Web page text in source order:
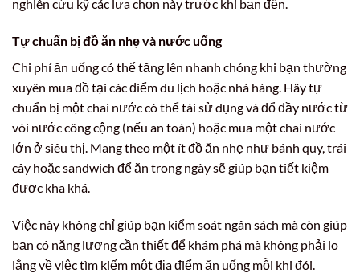
nghiên cứu kỹ các lựa chọn này trước khi bạn đến.
Tự chuẩn bị đồ ăn nhẹ và nước uống
Chi phí ăn uống có thể tăng lên nhanh chóng khi bạn thường
xuyên mua đồ tại các điểm du lịch hoặc nhà hàng. Hãy tự
chuẩn bị một chai nước có thể tái sử dụng và đổ đầy nước từ
vòi nước công cộng (nếu an toàn) hoặc mua một chai nước
lớn ở siêu thị. Mang theo một ít đồ ăn nhẹ như bánh quy, trái
cây hoặc sandwich để ăn trong ngày sẽ giúp bạn tiết kiệm
được kha khá.
Việc này không chỉ giúp bạn kiểm soát ngân sách mà còn giúp
bạn có năng lượng cần thiết để khám phá mà không phải lo
lắng về việc tìm kiếm một địa điểm ăn uống mỗi khi đói.